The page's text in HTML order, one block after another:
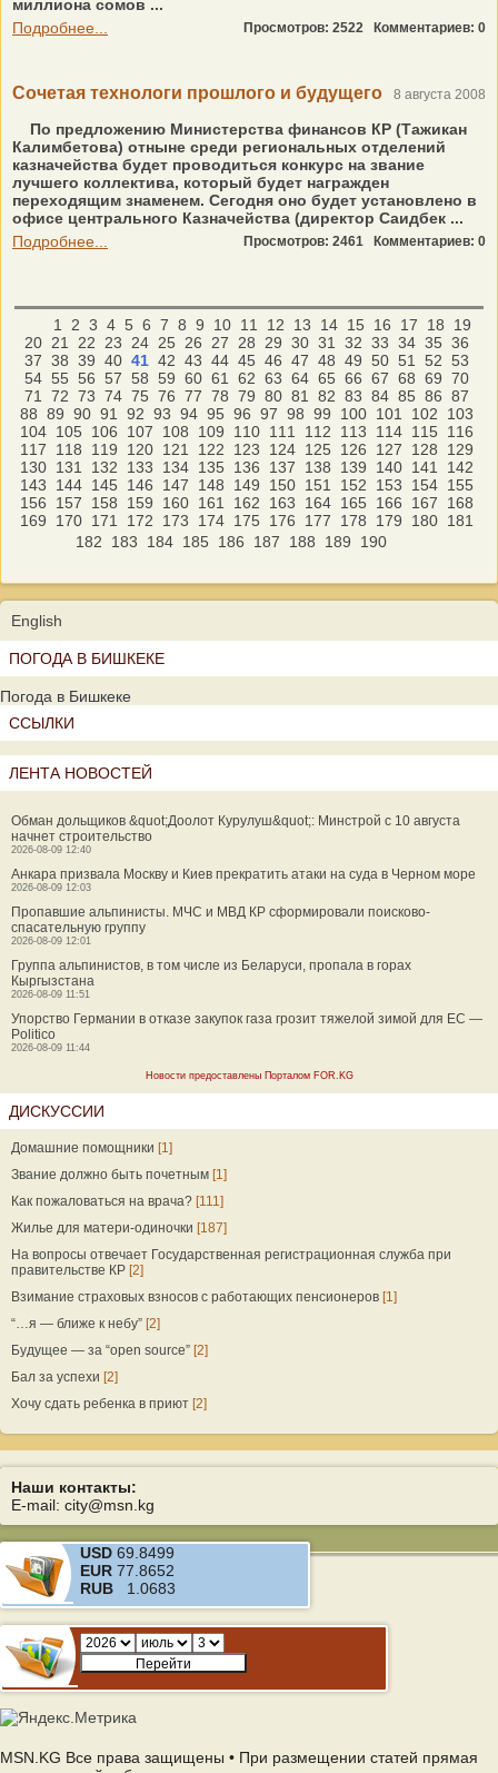
миллиона сомов ...
Подробнее...
Просмотров: 2522 Комментариев: 0
Сочетая технологи прошлого и будущего 8 августа 2008
По предложению Министерства финансов КР (Тажикан
Калимбетова) отныне среди региональных отделений
казначейства будет проводиться конкурс на звание
лучшего коллектива, который будет награжден
переходящим знаменем. Сегодня оно будет установлено в
офисе центрального Казначейства (директор Саидбек ...
Подробнее...
Просмотров: 2461 Комментариев: 0
1 2 3 4 5 6 7 8 9 10 11 12 13 14 15 16 17 18
19
20 21 22 23 24 25 26 27 28 29 30 31 32 33 34 35 36
37 38 39 40 41 42 43 44 45 46 47 48 49 50 51 52 53
54 55 56 57 58 59 60 61 62 63 64 65 66 67 68 69 70
71
72 73 74 75 76 77 78 79 80 81 82 83 84 85 86 87
88 89 90 91 92 93 94 95 96 97 98 99 100 101 102
103
104 105 106 107 108 109 110 111 112 113 114 115
116
117
118 119 120 121 122 123 124 125 126 127 128
129
130 131 132 133 134 135 136 137 138 139 140 141
142
143
144 145 146 147 148 149 150 151 152 153 154 155
156
157 158 159 160 161 162 163 164 165 166 167
168
169
170 171 172 173 174 175 176 177 178 179 180 181
182
183 184 185 186 187 188 189 190
English
ПОГОДА В БИШКЕКЕ
Погода в Бишкеке
ССЫЛКИ
ЛЕНТА НОВОСТЕЙ
Обман дольщиков &quot;Доолот Курулуш&quot;: Минстрой с 10 августа
начнет строительство
2026-08-09 12:40
Анкара призвала Москву и Киев прекратить атаки на суда в Черном море
2026-08-09 12:03
Пропавшие альпинисты. МЧС и МВД КР сформировали поисково-
спасательную группу
2026-08-09 12:01
Группа альпинистов, в том числе из Беларуси, пропала в горах
Кыргызстана
2026-08-09 11:51
Упорство Германии в отказе закупок газа грозит тяжелой зимой для ЕС —
Politico
2026-08-09 11:44
Новости предоставлены Порталом FOR.KG
ДИСКУССИИ
Домашние помощники [1]
Звание должно быть почетным [1]
Как пожаловаться на врача? [111]
Жилье для матери-одиночки [187]
На вопросы отвечает Государственная регистрационная служба при
правительстве КР [2]
Взимание страховых взносов с работающих пенсионеров [1]
“…я — ближе к небу” [2]
Будущее — за “open source” [2]
Бал за успехи [2]
Хочу сдать ребенка в приют [2]
Наши контакты:
E-mail: city@msn.kg
USD 69.8499
EUR 77.8652
RUB 1.0683
MSN.KG Все права защищены • При размещении статей прямая